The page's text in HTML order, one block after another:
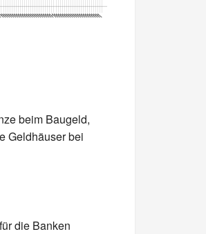
beim Baugeld,
Geldhäuser bei
die Banken